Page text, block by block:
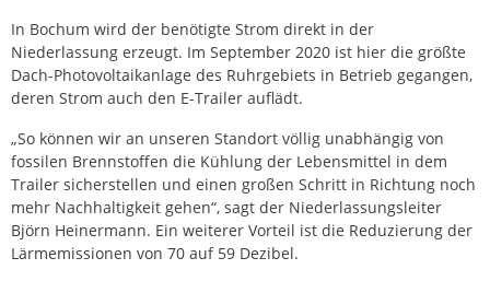
In Bochum wird der benötigte Strom direkt in der
Niederlassung erzeugt. Im September 2020 ist hier die größte
Dach-Photovoltaikanlage des Ruhrgebiets in Betrieb gegangen,
deren Strom auch den E-Trailer auflädt.
„So können wir an unseren Standort völlig unabhängig von
fossilen Brennstoffen die Kühlung der Lebensmittel in dem
Trailer sicherstellen und einen großen Schritt in Richtung noch
mehr Nachhaltigkeit gehen“, sagt der Niederlassungsleiter
Björn Heinermann. Ein weiterer Vorteil ist die Reduzierung der
Lärmemissionen von 70 auf 59 Dezibel.